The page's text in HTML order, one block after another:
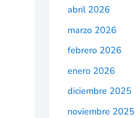
abril 2026
marzo 2026
febrero 2026
enero 2026
diciembre 2025
noviembre 2025